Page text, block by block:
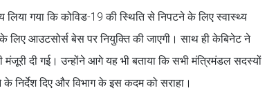
गया कि कोविड-19 की स्थिति से निपटने के लिए स्वास्थ्य
लिए आउटसोर्स बेस पर नियुक्ति की जाएगी। साथ ही केबिनेट ने
दी गई। उन्होंने आगे यह भी बताया कि सभी मंत्रिमंडल सदस्यों
दिए और विभाग के इस कदम को सराहा।